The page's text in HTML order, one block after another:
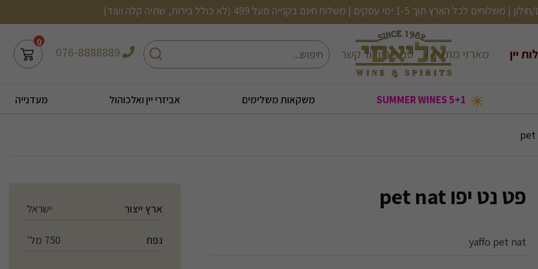
משלוח חינם בקנייה מעל 499 (לא כולל בירות, שתיה קלה ועוד)
יין מארזי מתנה סניפים וצור קשר חיפוש חיפוש 0
משקאות משלימים אביזרי יין ואלכוהול מעדנייה
פט נט יפו pet nat
yaffo pet nat
ארץ ייצור ישראל
נפח 750 מל'